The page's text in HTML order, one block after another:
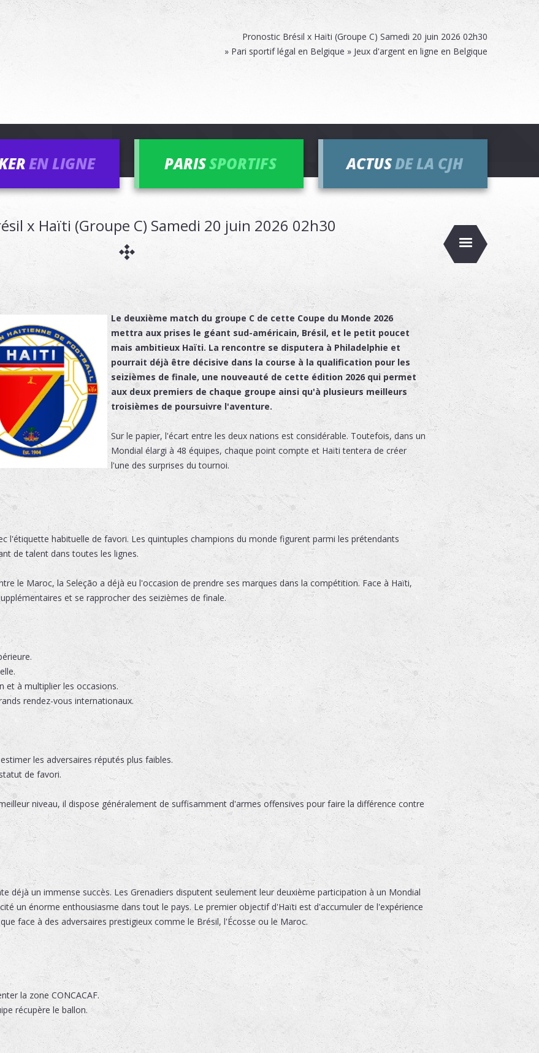
Pronostic Brésil x Haïti (Groupe C) Samedi 20 juin 2026 02h30
» Pari sportif légal en Belgique » Jeux d'argent en ligne en Belgique
EN LIGNE PARISSPORTIFS ACTUSDE LA CJH
x Haïti (Groupe C) Samedi 20 juin 2026 02h30
Le deuxième match du groupe C de cette Coupe du Monde 2026
mettra aux prises le géant sud-américain, Brésil, et le petit poucet
mais ambitieux Haïti. La rencontre se disputera à Philadelphie et
pourrait déjà être décisive dans la course à la qualification pour les
seizièmes de finale, une nouveauté de cette édition 2026 qui permet
aux deux premiers de chaque groupe ainsi qu'à plusieurs meilleurs
troisièmes de poursuivre l'aventure.
Sur le papier, l'écart entre les deux nations est considérable. Toutefois, dans un
Mondial élargi à 48 équipes, chaque point compte et Haïti tentera de créer
l'une des surprises du tournoi.
l'étiquette habituelle de favori. Les quintuples champions du monde figurent parmi les prétendants
de talent dans toutes les lignes.
le Maroc, la Seleção a déjà eu l'occasion de prendre ses marques dans la compétition. Face à Haïti,
et se rapprocher des seizièmes de finale.
et à multiplier les occasions.
rendez-vous internationaux.
les adversaires réputés plus faibles.
de favori.
niveau, il dispose généralement de suffisamment d'armes offensives pour faire la différence contre
déjà un immense succès. Les Grenadiers disputent seulement leur deuxième participation à un Mondial
un énorme enthousiasme dans tout le pays. Le premier objectif d'Haïti est d'accumuler de l'expérience
face à des adversaires prestigieux comme le Brésil, l'Écosse ou le Maroc.
la zone CONCACAF.
récupère le ballon.